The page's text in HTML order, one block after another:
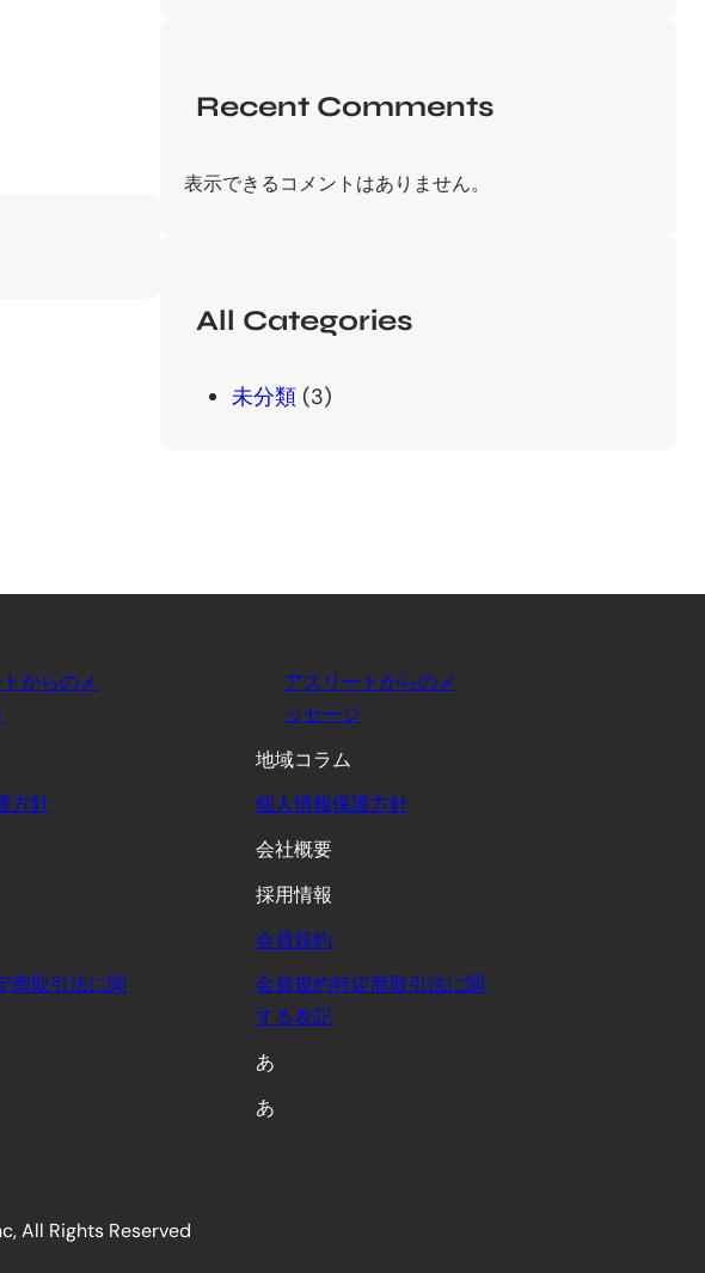
Recent Comments
表示できるコメントはありません。
All Categories
未分類(3)
からのメ
方針
商取引法に関
アスリートからのメ
ッセージ
地域コラム
個人情報保護方針
会社概要
採用情報
会員規約
会員規約特定商取引法に関
する表記
あ
あ
All Rights Reserved